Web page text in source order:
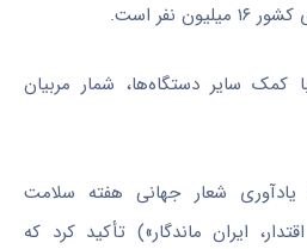
نفر است.
کمک سایر دستگاه‌ها، شمار مربیان
شعار جهانی هفته سلامت
ایران ماندگار») تأکید کرد که